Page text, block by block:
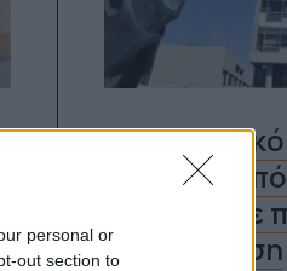
personal or
out section to
στο κενό
Καθόταν σε
υπήρχε θέση